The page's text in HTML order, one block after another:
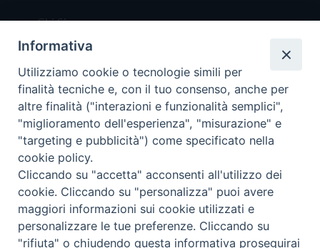
Chi Siamo
Redazione
Scrivici
Copyright © 2019 - Tutti i diritti riservati - Vita
Trentina Editrice
Privacy Policy
Torna
Informativa
Utilizziamo cookie o tecnologie simili per
finalità tecniche e, con il tuo consenso, anche per
altre finalità ("interazioni e funzionalità semplici",
"miglioramento dell'esperienza", "misurazione" e
"targeting e pubblicità") come specificato nella
cookie policy.
Cliccando su "accetta" acconsenti all'utilizzo dei
cookie. Cliccando su "personalizza" puoi avere
maggiori informazioni sui cookie utilizzati e
personalizzare le tue preferenze. Cliccando su
"rifiuta" o chiudendo questa informativa proseguirai